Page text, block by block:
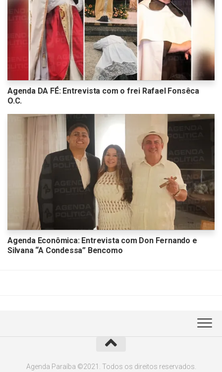
Agenda DA FÉ: Entrevista com o frei Rafael Fonsêca
O.C.
Agenda Econômica: Entrevista com Don Fernando e
Silvana “A Condessa” Bencomo
Agenda Paraíba ©2021. Todos os direitos reservados.